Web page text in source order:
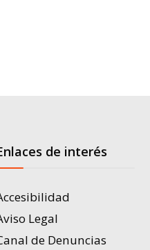
de interés
Legal
de Denuncias